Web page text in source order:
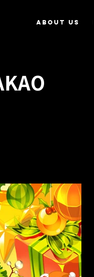
About us